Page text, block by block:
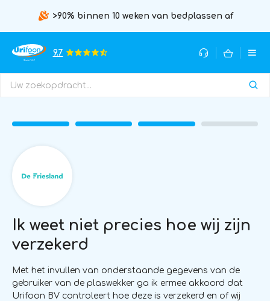
>90% binnen 10 weken van bedplassen af
9.7
Ik weet niet precies hoe wij zijn
verzekerd
Met het invullen van onderstaande gegevens van de
gebruiker van de plaswekker ga ik ermee akkoord dat
Urifoon BV controleert hoe deze is verzekerd en of wij